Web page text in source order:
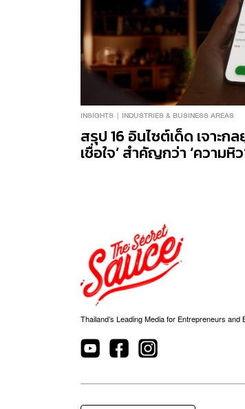
INSIGHTS INDUSTRIES & BUSINESS AREAS
สรุป 16 อินไซต์เด็ด เจาะก
เชื่อใจ’ สำคัญกว่า ‘ความหิว
Thailand’s Leading Media for Entrepreneurs and